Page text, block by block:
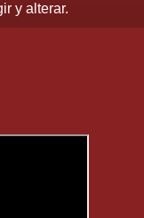
y alterar.